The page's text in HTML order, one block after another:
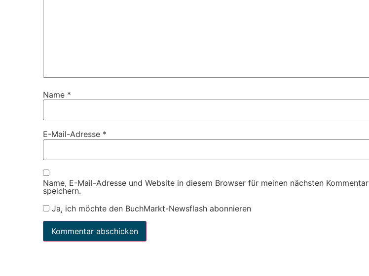
Name *
E-Mail-Adresse *
Name, E-Mail-Adresse und Website in diesem Browser für meinen nächsten Kommentar
speichern.
Ja, ich möchte den BuchMarkt-Newsflash abonnieren